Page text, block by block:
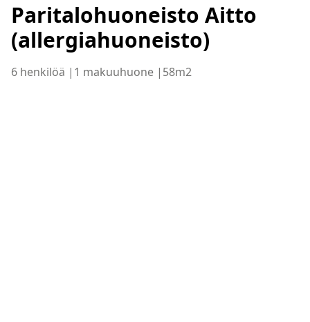
Paritalohuoneisto Aitto
(allergiahuoneisto)
6 henkilöä | 1 makuuhuone | 58m2